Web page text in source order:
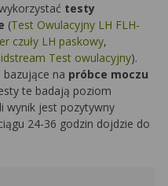
testy
(Test Owulacyjny LH FLH-
czuły LH paskowy,
Test owulacyjny).
na próbce moczu
te badają poziom
wynik jest pozytywny
24-36 godzin dojdzie do